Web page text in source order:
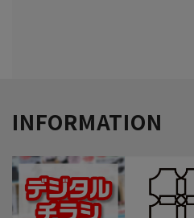
INFORMATION